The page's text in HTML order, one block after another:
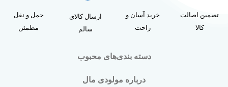
تضمین اصالت
کالا
خرید آسان و
راحت
ارسال کالای
سالم
حمل و نقل
مطمئن
دسته بندی‌های محبوب
درباره مولودی مال